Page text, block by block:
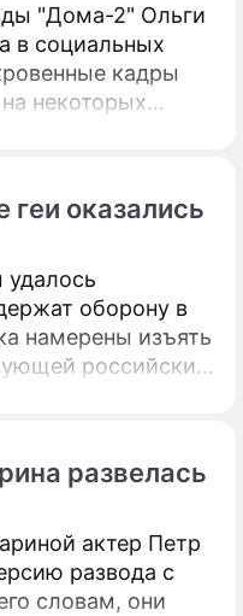
"Дома-2" Ольги
в социальных
кадры
некоторых
оказались
удалось
оборону в
намерены изъять
российским
отказывается
развелась
актер Петр
развода с
словам, они